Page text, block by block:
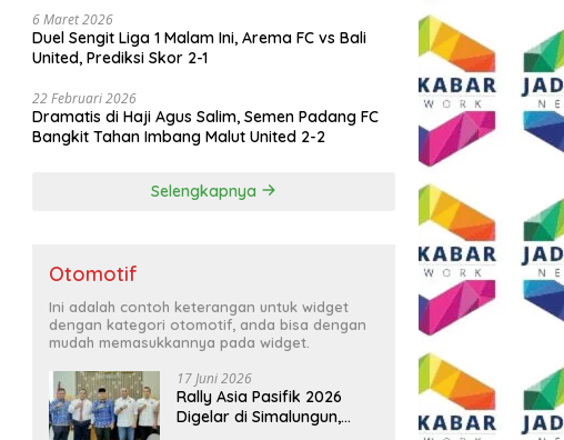
6 Maret 2026
Duel Sengit Liga 1 Malam Ini, Arema FC vs Bali
United, Prediksi Skor 2-1
22 Februari 2026
Dramatis di Haji Agus Salim, Semen Padang FC
Bangkit Tahan Imbang Malut United 2-2
Selengkapnya
Otomotif
Ini adalah contoh keterangan untuk widget
dengan kategori otomotif, anda bisa dengan
mudah memasukkannya pada widget.
17 Juni 2026
Rally Asia Pasifik 2026
Digelar di Simalungun,